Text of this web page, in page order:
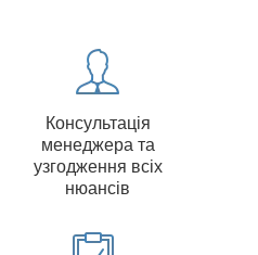
Консультація
менеджера та
узгодження всіх
нюансів